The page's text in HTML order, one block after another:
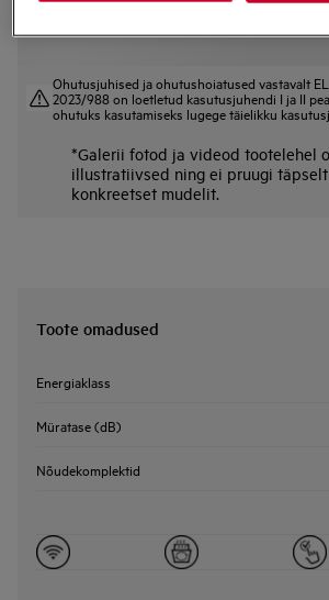
Ohutusjuhised ja ohutushoiatused vastavalt
2023/988 on loetletud kasutusjuhendi I ja II
ohutuks kasutamiseks lugege täielikku
*Galerii fotod ja videod tootelehel
illustratiivsed ning ei pruugi
konkreetset mudelit.
Toote omadused
Energiaklass
Müratase (dB)
Nõudekomplektid